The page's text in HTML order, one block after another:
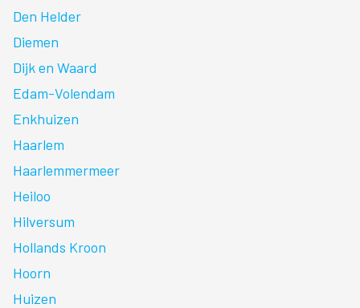
Den Helder
Diemen
Dijk en Waard
Edam-Volendam
Enkhuizen
Haarlem
Haarlemmermeer
Heiloo
Hilversum
Hollands Kroon
Hoorn
Huizen